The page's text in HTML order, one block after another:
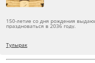
150-летие со дня рождения
праздноваться в 2036 году.
Тулырак